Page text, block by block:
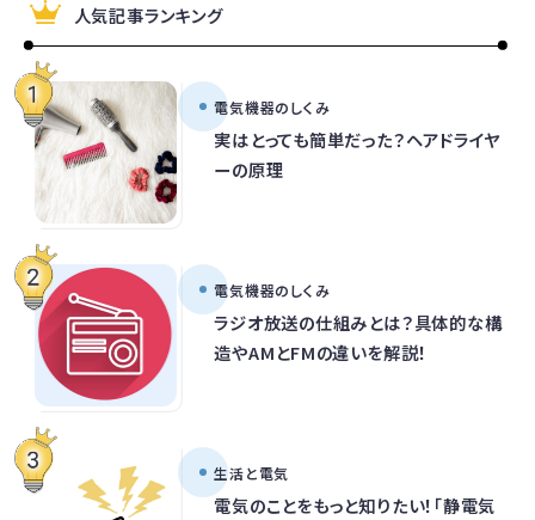
人気記事ランキング
電気機器のしくみ
実はとっても簡単だった？ヘアドライヤ
ーの原理
電気機器のしくみ
ラジオ放送の仕組みとは？具体的な構
造やAMとFMの違いを解説！
生活と電気
電気のことをもっと知りたい！「静電気